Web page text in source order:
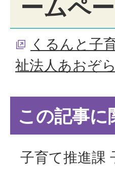
ームペ
くるんと子
祉法人あおぞら
この記事に
子育て推進課